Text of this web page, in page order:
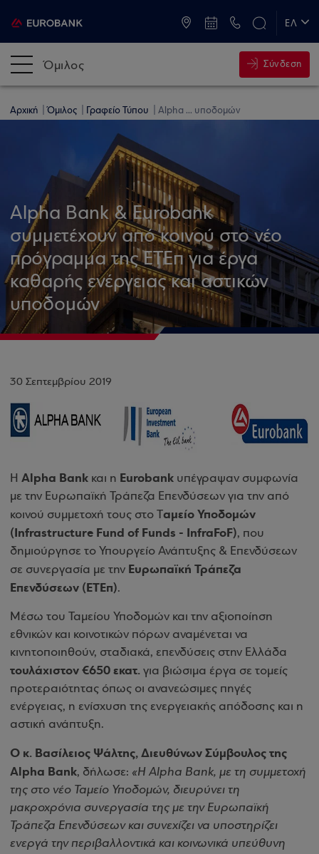
ΕΛ
Όμιλος Σύνδεση
Αρχική Όμιλος Γραφείο Τύπου Alpha ... υποδομών
Alpha Bank & Eurobank
συμμετέχουν από κοινού στο νέο
πρόγραμμα της ΕΤΕπ για έργα
καθαρής ενέργειας και αστικών
υποδομών
30 Σεπτεμβρίου 2019
Η Alpha Bank και η Eurobank υπέγραψαν συμφωνία
με την Ευρωπαϊκή Τράπεζα Επενδύσεων για την από
κοινού συμμετοχή τους στο Ταμείο Υποδομών
(Infrastructure Fund of Funds - InfraFoF), που
δημιούργησε το Υπουργείο Ανάπτυξης & Επενδύσεων
σε συνεργασία με την Ευρωπαϊκή Τράπεζα
Επενδύσεων (ΕΤΕπ).
Μέσω του Ταμείου Υποδομών και την αξιοποίηση
εθνικών και κοινοτικών πόρων αναμένεται να
κινητοποιηθούν, σταδιακά, επενδύσεις στην Ελλάδα
τουλάχιστον €650 εκατ. για βιώσιμα έργα σε τομείς
προτεραιότητας όπως οι ανανεώσιμες πηγές
ενέργειας, η ενίσχυση της ενεργειακής απόδοσης και η
αστική ανάπτυξη.
Ο κ. Βασίλειος Ψάλτης, Διευθύνων Σύμβουλος της
Alpha Bank, δήλωσε: «Η Alpha Bank, με τη συμμετοχή
της στο νέο Ταμείο Υποδομών, διευρύνει τη
μακροχρόνια συνεργασία της με την Ευρωπαϊκή
Τράπεζα Επενδύσεων και συνεχίζει να υποστηρίζει
ενεργά την περιβαλλοντικά και κοινωνικά υπεύθυνη